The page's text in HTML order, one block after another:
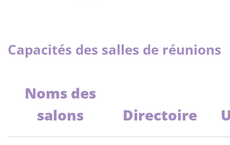
Capacités des salles de réunions
Noms des
salons
Directoire